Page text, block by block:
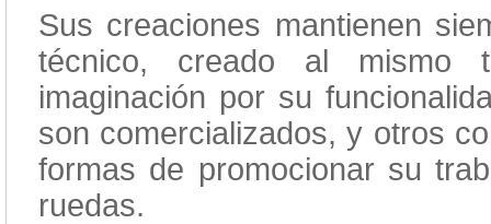
Sus creaciones mantienen
técnico, creado al mismo
imaginación por su
son comercializados, y otros
formas de promocionar su
ruedas.